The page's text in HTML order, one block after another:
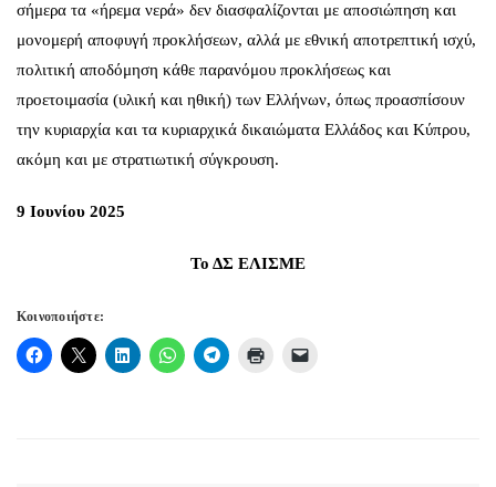
σήμερα τα «ήρεμα νερά» δεν διασφαλίζονται με αποσιώπηση και
μονομερή αποφυγή προκλήσεων, αλλά με εθνική αποτρεπτική ισχύ,
πολιτική αποδόμηση κάθε παρανόμου προκλήσεως και
προετοιμασία (υλική και ηθική) των Ελλήνων, όπως προασπίσουν
την κυριαρχία και τα κυριαρχικά δικαιώματα Ελλάδος και Κύπρου,
ακόμη και με στρατιωτική σύγκρουση.
9 Ιουνίου 2025
Το ΔΣ ΕΛΙΣΜΕ
Κοινοποιήστε: